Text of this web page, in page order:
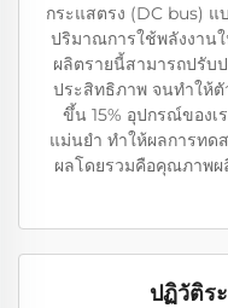
กระแสตรง (DC bus) แ
ปริมาณการใช้พลังงาน
ผลิตรายนี้สามารถปรับ
ประสิทธิภาพ จนทำให้
ขึ้น 15% อุปกรณ์ของเ
แม่นยำ ทำให้ผลการทด
ผลโดยรวมคือคุณภาพ
ปฏิวัติร